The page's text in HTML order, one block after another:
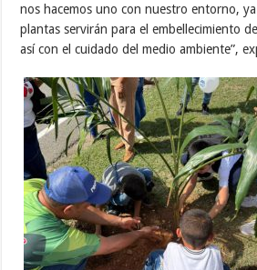
nos hacemos uno con nuestro entorno,
plantas servirán para el embellecimiento
así con el cuidado del medio ambiente”,